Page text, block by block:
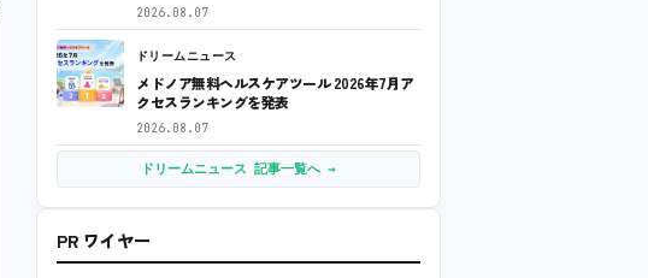
2026.08.07
ドリームニュース
メドノア無料ヘルスケアツール 2026年7月ア
クセスランキングを発表
2026.08.07
ドリームニュース 記事一覧へ →
PR ワイヤー